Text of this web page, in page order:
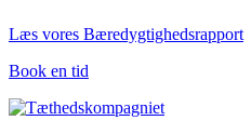
Læs vores Bæredygtighedsrapport
Book en tid